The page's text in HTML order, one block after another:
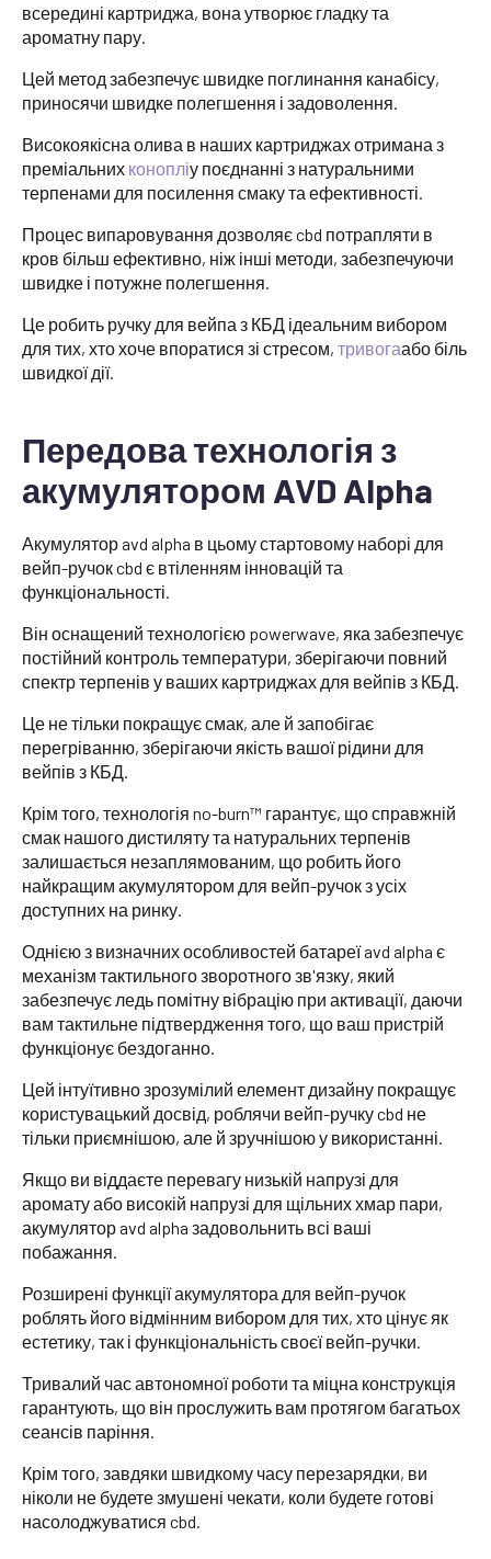
всередині картриджа, вона утворює гладку та
ароматну пару.
Цей метод забезпечує швидке поглинання канабісу,
приносячи швидке полегшення і задоволення.
Високоякісна олива в наших картриджах отримана з
преміальних конопліу поєднанні з натуральними
терпенами для посилення смаку та ефективності.
Процес випаровування дозволяє cbd потрапляти в
кров більш ефективно, ніж інші методи, забезпечуючи
швидке і потужне полегшення.
Це робить ручку для вейпа з КБД ідеальним вибором
для тих, хто хоче впоратися зі стресом, тривогаабо біль
швидкої дії.
Передова технологія з
акумулятором AVD Alpha
Акумулятор avd alpha в цьому стартовому наборі для
вейп-ручок cbd є втіленням інновацій та
функціональності.
Він оснащений технологією powerwave, яка забезпечує
постійний контроль температури, зберігаючи повний
спектр терпенів у ваших картриджах для вейпів з КБД.
Це не тільки покращує смак, але й запобігає
перегріванню, зберігаючи якість вашої рідини для
вейпів з КБД.
Крім того, технологія no-burn™ гарантує, що справжній
смак нашого дистиляту та натуральних терпенів
залишається незаплямованим, що робить його
найкращим акумулятором для вейп-ручок з усіх
доступних на ринку.
Однією з визначних особливостей батареї avd alpha є
механізм тактильного зворотного зв'язку, який
забезпечує ледь помітну вібрацію при активації, даючи
вам тактильне підтвердження того, що ваш пристрій
функціонує бездоганно.
Цей інтуїтивно зрозумілий елемент дизайну покращує
користувацький досвід, роблячи вейп-ручку cbd не
тільки приємнішою, але й зручнішою у використанні.
Якщо ви віддаєте перевагу низькій напрузі для
аромату або високій напрузі для щільних хмар пари,
акумулятор avd alpha задовольнить всі ваші
побажання.
Розширені функції акумулятора для вейп-ручок
роблять його відмінним вибором для тих, хто цінує як
естетику, так і функціональність своєї вейп-ручки.
Тривалий час автономної роботи та міцна конструкція
гарантують, що він прослужить вам протягом багатьох
сеансів паріння.
Крім того, завдяки швидкому часу перезарядки, ви
ніколи не будете змушені чекати, коли будете готові
насолоджуватися cbd.